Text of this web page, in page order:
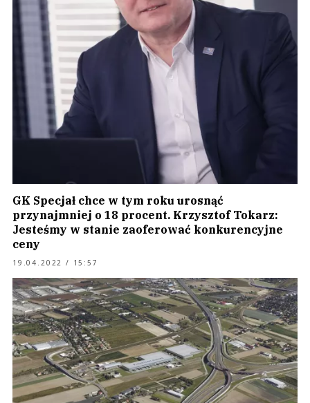
GK Specjał chce w tym roku urosnąć
przynajmniej o 18 procent. Krzysztof Tokarz:
Jesteśmy w stanie zaoferować konkurencyjne
ceny
19.04.2022 / 15:57